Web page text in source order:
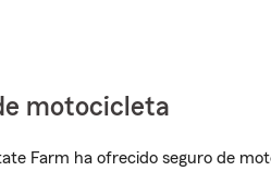
motocicleta
Farm ha ofrecido seguro de